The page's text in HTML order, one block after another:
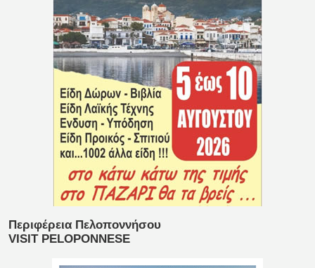
Περιφέρεια Πελοποννήσου
VISIT PELOPONNESE